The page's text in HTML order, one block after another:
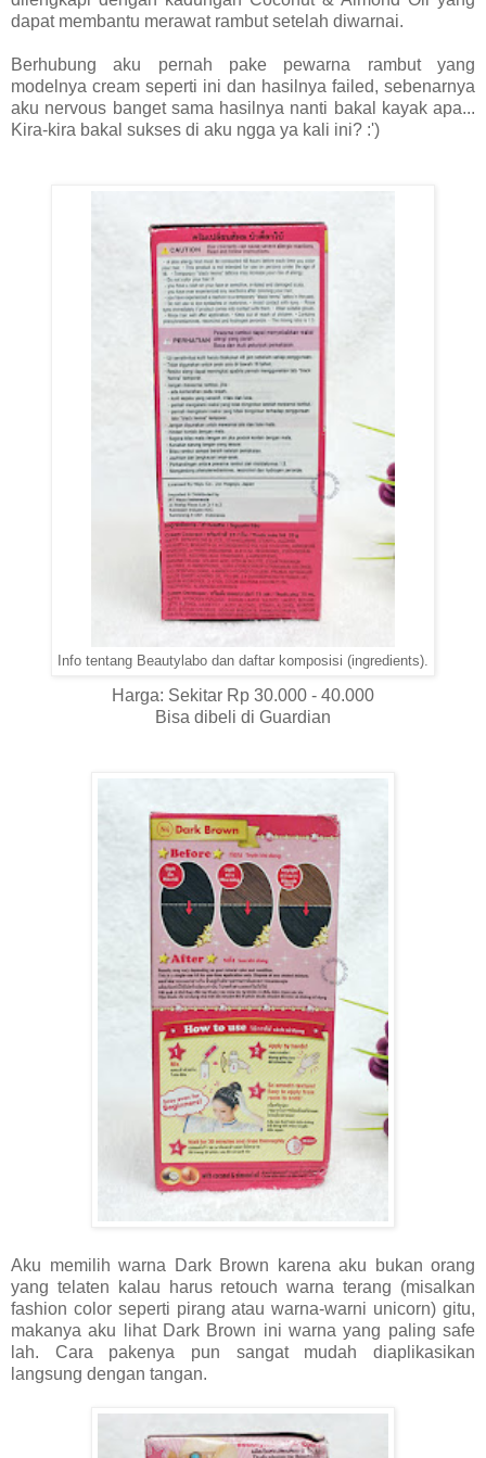
dapat membantu merawat rambut setelah diwarnai.
Berhubung aku pernah pake pewarna rambut yang
modelnya cream seperti ini dan hasilnya failed, sebenarnya
aku nervous banget sama hasilnya nanti bakal kayak apa...
Kira-kira bakal sukses di aku ngga ya kali ini? :')
Info tentang Beautylabo dan daftar komposisi (ingredients).
Harga: Sekitar Rp 30.000 - 40.000
Bisa dibeli di Guardian
Aku memilih warna Dark Brown karena aku bukan orang
yang telaten kalau harus retouch warna terang (misalkan
fashion color seperti pirang atau warna-warni unicorn) gitu,
makanya aku lihat Dark Brown ini warna yang paling safe
lah. Cara pakenya pun sangat mudah diaplikasikan
langsung dengan tangan.